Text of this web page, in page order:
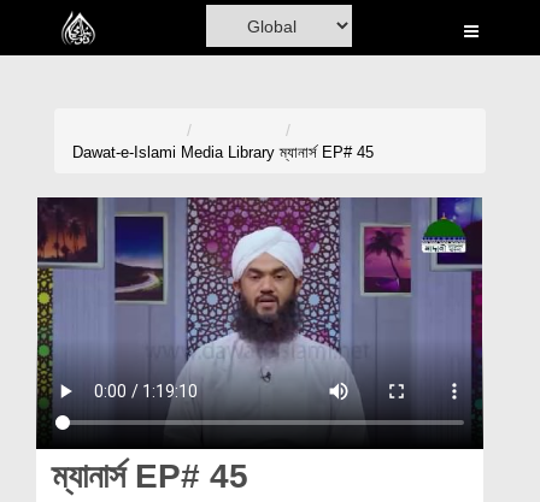
Home
Madani Channel
Volunteer Portal
Rohani Ilaj
Donation
Magazine
Dawat-e-Islami Media Library ম্যানার্স EP# 45
ম্যানার্স EP# 45